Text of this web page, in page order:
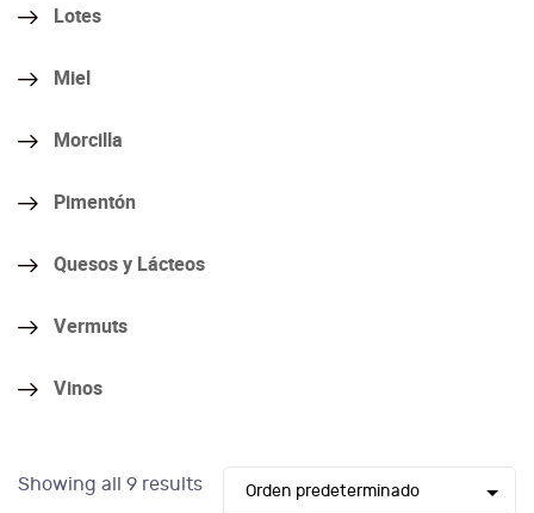
Lotes
Miel
Morcilla
Pimentón
Quesos y Lácteos
Vermuts
Vinos
Showing all 9 results